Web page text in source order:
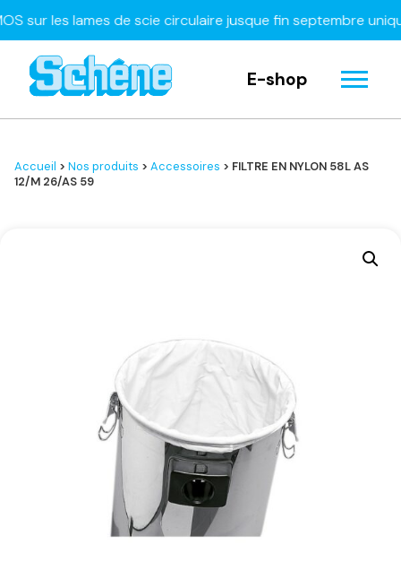
les lames de scie circulaire jusque fin septembre
E-shop
Accueil > Nos produits > Accessoires > FILTRE EN NYLON 58L AS
12/M 26/AS 59